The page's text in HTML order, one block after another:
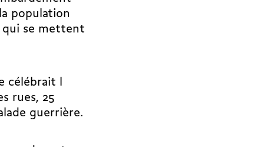
population
qui se mettent
célébrait l
rues, 25
guerrière.